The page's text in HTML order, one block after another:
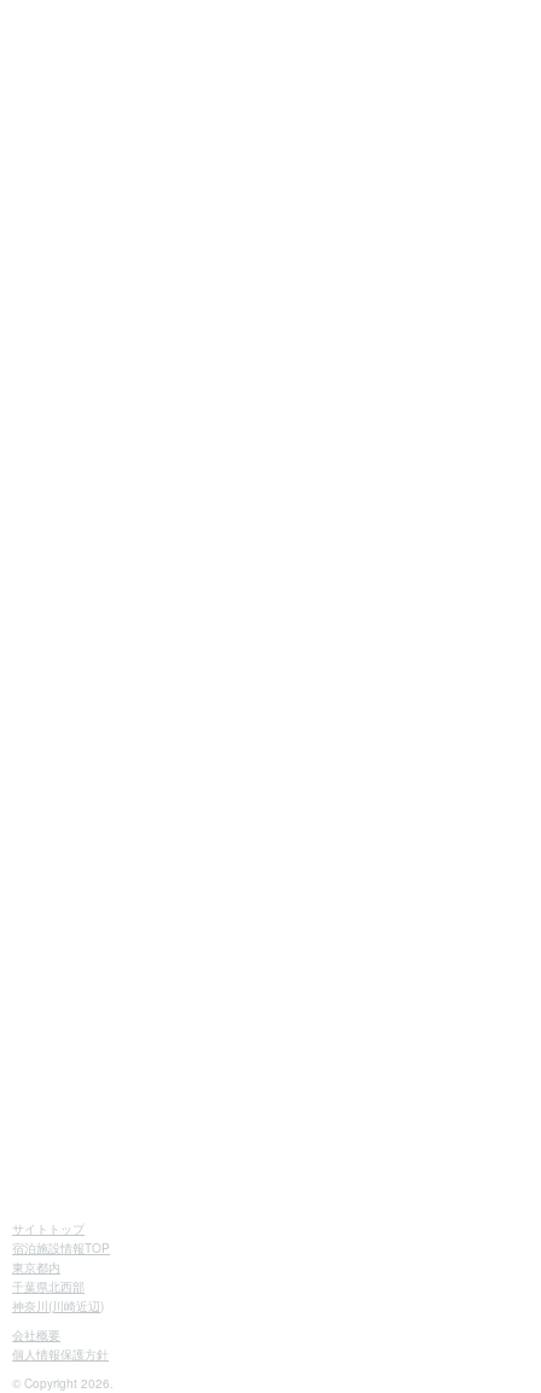
サイトトップ
宿泊施設情報TOP
東京都内
千葉県北西部
神奈川(川崎近辺)
会社概要
個人情報保護方針
© Copyright 2026.